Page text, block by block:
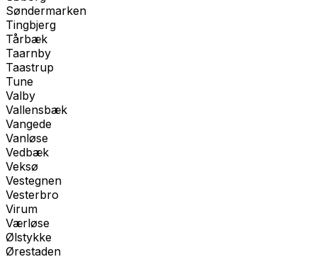
Søndermarken
Tingbjerg
Tårbæk
Taarnby
Taastrup
Tune
Valby
Vallensbæk
Vangede
Vanløse
Vedbæk
Veksø
Vestegnen
Vesterbro
Virum
Værløse
Ølstykke
Ørestaden